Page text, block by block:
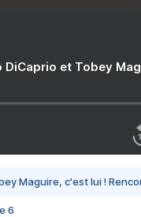
DiCaprio et Tobey
Maguire, c'est lui !
6